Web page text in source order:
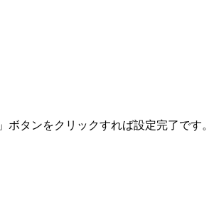
ボタンをクリックすれば設定完了です。